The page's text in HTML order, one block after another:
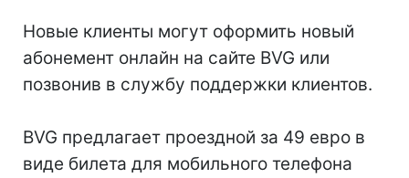
Новые клиенты могут оформить новый
абонемент онлайн на сайте BVG или
позвонив в службу поддержки клиентов.
BVG предлагает проездной за 49 евро в
виде билета для мобильного телефона